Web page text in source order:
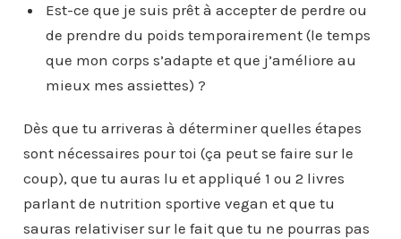
Est-ce que je suis prêt à accepter de perdre ou
de prendre du poids temporairement (le temps
que mon corps s’adapte et que j’améliore au
mieux mes assiettes) ?
Dès que tu arriveras à déterminer quelles étapes
sont nécessaires pour toi (ça peut se faire sur le
coup), que tu auras lu et appliqué 1 ou 2 livres
parlant de nutrition sportive vegan et que tu
sauras relativiser sur le fait que tu ne pourras pas